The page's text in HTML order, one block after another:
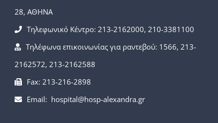
28, ΑΘΗΝΑ
Τηλεφωνικό Κέντρο: 213-2162000, 210-3381100
Τηλέφωνα επικοινωνίας για ραντεβού: 1566, 213-
2162572, 213-2162588
Fax: 213-216-2898
Email: hospital@hosp-alexandra.gr